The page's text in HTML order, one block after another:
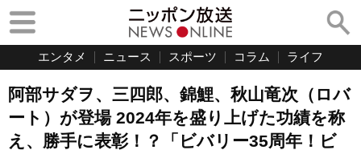
エンタメ ニュース スポーツ コラム ライフ
阿部サダヲ、三四郎、錦鯉、秋山竜次（ロバ
ート）が登場 2024年を盛り上げた功績を称
え、勝手に表彰！？「ビバリー35周年！ビ